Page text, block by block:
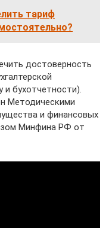
тариф
достоверность
бухотчетности).
Методическими
и финансовых
Минфина РФ от